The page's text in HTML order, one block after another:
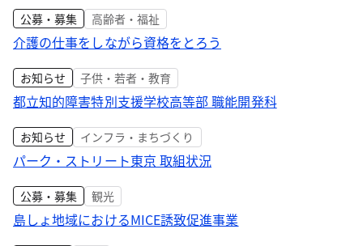
公募・募集 高齢者・福祉
介護の仕事をしながら資格をとろう
お知らせ 子供・若者・教育
都立知的障害特別支援学校高等部 職能開発科
お知らせ インフラ・まちづくり
パーク・ストリート東京 取組状況
公募・募集 観光
島しょ地域におけるMICE誘致促進事業